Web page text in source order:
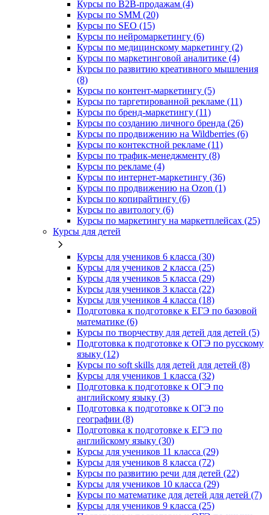
Курсы по B2B-продажам (4)
Курсы по SMM (20)
Курсы по SEO (15)
Курсы по нейромаркетингу (6)
Курсы по медицинскому маркетингу (2)
Курсы по маркетинговой аналитике (4)
Курсы по развитию креативного мышления
(8)
Курсы по контент-маркетингу (5)
Курсы по таргетированной рекламе (11)
Курсы по бренд-маркетингу (11)
Курсы по созданию личного бренда (26)
Курсы по продвижению на Wildberries (6)
Курсы по контекстной рекламе (11)
Курсы по трафик-менеджменту (8)
Курсы по рекламе (4)
Курсы по интернет-маркетингу (36)
Курсы по продвижению на Ozon (1)
Курсы по копирайтингу (6)
Курсы по авитологу (6)
Курсы по маркетингу на маркетплейсах (25)
Курсы для детей
Курсы для учеников 6 класса (30)
Курсы для учеников 2 класса (25)
Курсы для учеников 5 класса (29)
Курсы для учеников 3 класса (22)
Курсы для учеников 4 класса (18)
Подготовка к подготовке к ЕГЭ по базовой
математике (6)
Курсы по творчеству для детей для детей (5)
Подготовка к подготовке к ОГЭ по русскому
языку (12)
Курсы по soft skills для детей для детей (8)
Курсы для учеников 1 класса (32)
Подготовка к подготовке к ОГЭ по
английскому языку (3)
Подготовка к подготовке к ОГЭ по
географии (8)
Подготовка к подготовке к ЕГЭ по
английскому языку (30)
Курсы для учеников 11 класса (29)
Курсы для учеников 8 класса (72)
Курсы по развитию речи для детей (22)
Курсы для учеников 10 класса (29)
Курсы по математике для детей для детей (7)
Курсы для учеников 9 класса (25)